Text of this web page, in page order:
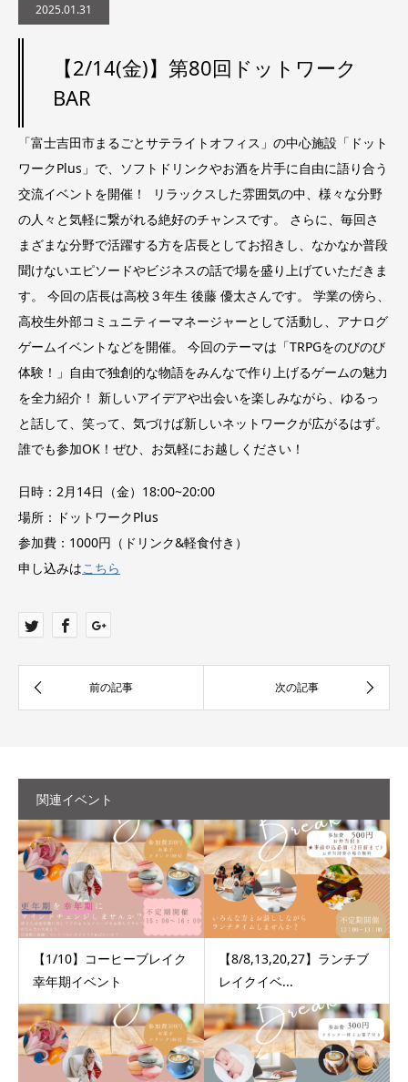
2025.01.31
【2/14(金)】第80回ドットワーク
BAR
「富士吉田市まるごとサテライトオフィス」の中心施設「ドット
ワークPlus」で、ソフトドリンクやお酒を片手に自由に語り合う
交流イベントを開催！ リラックスした雰囲気の中、様々な分野
の人々と気軽に繋がれる絶好のチャンスです。 さらに、毎回さ
まざまな分野で活躍する方を店長としてお招きし、なかなか普段
聞けないエピソードやビジネスの話で場を盛り上げていただきま
す。 今回の店長は高校３年生 後藤 優太さんです。 学業の傍ら、
高校生外部コミュニティーマネージャーとして活動し、アナログ
ゲームイベントなどを開催。 今回のテーマは「TRPGをのびのび
体験！」自由で独創的な物語をみんなで作り上げるゲームの魅力
を全力紹介！ 新しいアイデアや出会いを楽しみながら、ゆるっ
と話して、笑って、気づけば新しいネットワークが広がるはず。
誰でも参加OK！ぜひ、お気軽にお越しください！
日時：2月14日（金）18:00~20:00
場所：ドットワークPlus
参加費：1000円（ドリンク&軽食付き）
申し込みはこちら
関連イベント
【1/10】コーヒーブレイク
幸年期イベント
【8/8,13,20,27】ランチブ
レイクイベ...